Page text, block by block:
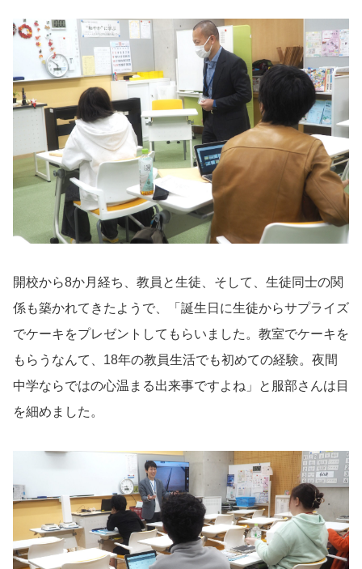
開校から8か月経ち、教員と生徒、そして、生徒同士の関
係も築かれてきたようで、「誕生日に生徒からサプライズ
でケーキをプレゼントしてもらいました。教室でケーキを
もらうなんて、18年の教員生活でも初めての経験。夜間
中学ならではの心温まる出来事ですよね」と服部さんは目
を細めました。